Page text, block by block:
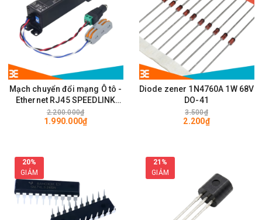
Mạch chuyển đổi mạng Ô tô -
Ethernet RJ45 SPEEDLINK
SE1002 100Mps
2.200.000₫
1.990.000₫
Diode zener 1N4760A 1W 68V
DO-41
3.500₫
2.200₫
20%
GIẢM
21%
GIẢM